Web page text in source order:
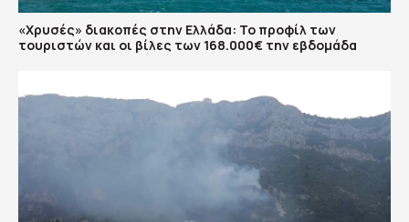
«Χρυσές» διακοπές στην Ελλάδα: Το προφίλ των
τουριστών και οι βίλες των 168.000€ την εβδομάδα